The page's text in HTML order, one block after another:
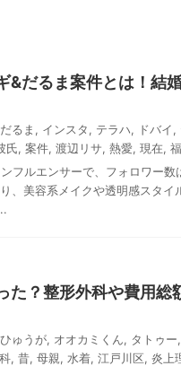
&だるま案件とは！結
だるま , インスタ , テラハ, ドバイ ,
氏, 案件, 渡辺リサ, 熱愛, 現在,
フルエンサーで、フォロワー数
、美容系メイクや透明感スタイ
た？整形外科や費用総
ひゅうが, オオカミくん, タトゥー,
, 昔, 母親, 水着, 江戸川区, 炎上